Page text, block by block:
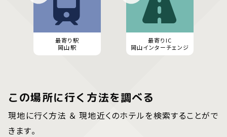
最寄り駅
岡山駅
最寄りIC
岡山インターチェンジ
この場所に行く方法を調べる
現地に行く方法 ＆ 現地近くのホテルを検索することがで
きます。